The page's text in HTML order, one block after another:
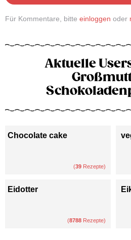
Für Kommentare, bitte einloggen oder
Aktuelle
Chocolate cake
(39 Rezepte)
Eidotter
(8788 Rezepte)